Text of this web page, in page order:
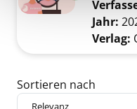
Jahr:
Verlag:
Zu den Suchfiltern
Sortieren nach